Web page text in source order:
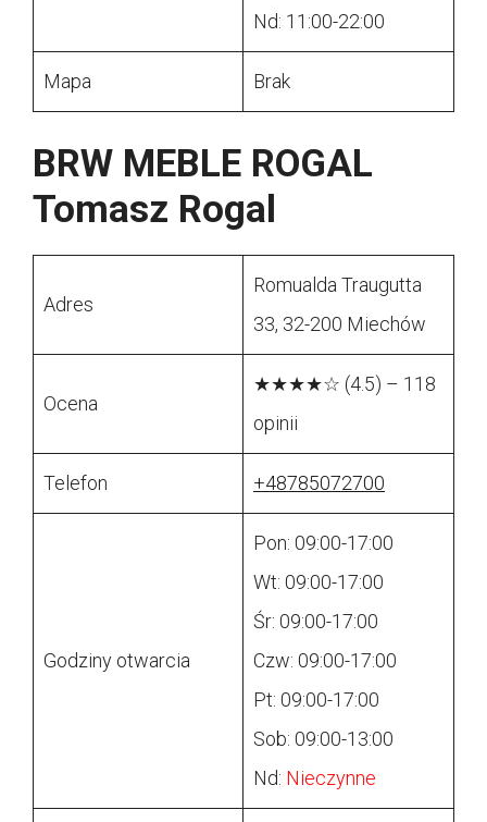
Nd: 11:00-22:00
Mapa Brak
BRW MEBLE ROGAL
Tomasz Rogal
Adres
Romualda Traugutta
33, 32-200 Miechów
Ocena
★★★★☆ (4.5) – 118
opinii
Telefon +48785072700
Godziny otwarcia
Pon: 09:00-17:00
Wt: 09:00-17:00
Śr: 09:00-17:00
Czw: 09:00-17:00
Pt: 09:00-17:00
Sob: 09:00-13:00
Nd: Nieczynne